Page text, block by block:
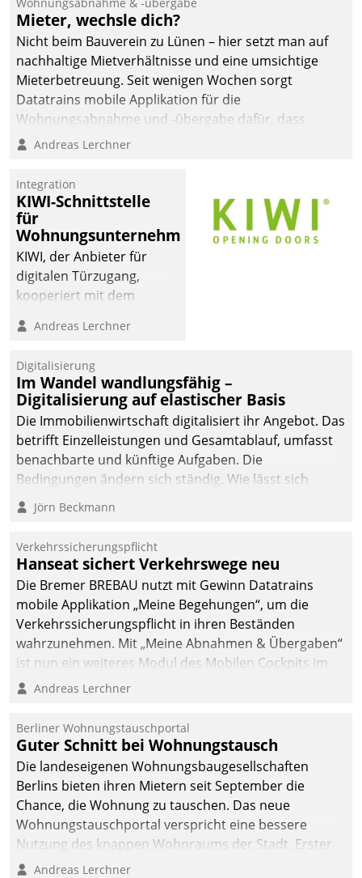
künftige Aufgaben und
Herausforderungen
gerüstet.
Mieter, wechsle dich?
Nicht beim Bauverein zu Lünen – hier setzt man auf
nachhaltige Mietverhältnisse und eine umsichtige
Mieterbetreuung. Seit wenigen Wochen sorgt
Datatrains mobile Applikation für die
Wohnungsabnahme und -übergabe dafür, dass
Mieter wohlgeordnet kommen und, so es sein muss,
Andreas Lerchner
Integration
KIWI-Schnittstelle
für
Wohnungsunternehmen
KIWI, der Anbieter für
digitalen Türzugang,
kooperiert mit dem
Softwareentwicklungshaus
Andreas Lerchner
Digitalisierung
Im Wandel wandlungsfähig –
Digitalisierung auf elastischer Basis
Die Immobilienwirtschaft digitalisiert ihr Angebot. Das
betrifft Einzelleistungen und Gesamtablauf, umfasst
benachbarte und künftige Aufgaben. Die
Bedingungen ändern sich ständig. Wie lässt sich
technisch die Kontrolle wahren und zugleich Freiraum
fürs Wachsen öffnen?
Jörn Beckmann
Verkehrssicherungspflicht
Hanseat sichert Verkehrswege neu
Die Bremer BREBAU nutzt mit Gewinn Datatrains
mobile Applikation „Meine Begehungen“, um die
Verkehrssicherungspflicht in ihren Beständen
wahrzunehmen. Mit „Meine Abnahmen & Übergaben“
ist nun ein weiteres Modul des Mobilen Cockpits im
Einsatz.
Andreas Lerchner
Berliner Wohnungstauschportal
Guter Schnitt bei Wohnungstausch
Die landeseigenen Wohnungsbaugesellschaften
Berlins bieten ihren Mietern seit September die
Chance, die Wohnung zu tauschen. Das neue
Wohnungstauschportal verspricht eine bessere
Nutzung des knappen Wohnraums der Stadt. Erster
Anwendungsfall für Datatrains Lösung API-Hub mit
Andreas Lerchner